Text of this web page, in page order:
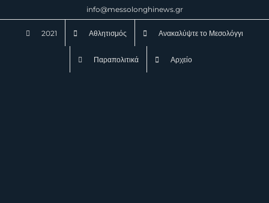
info@messolonghinews.gr
2021 Αθλητισμός Ανακαλύψτε το Μεσολόγγι
Παραπολιτικά Αρχείο